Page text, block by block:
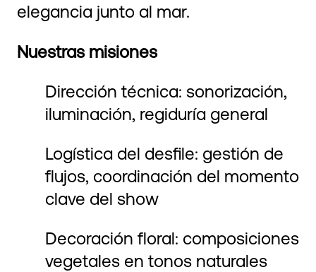
elegancia junto al mar.
Nuestras misiones
Dirección técnica: sonorización,
iluminación, regiduría general
Logística del desfile: gestión de
flujos, coordinación del momento
clave del show
Decoración floral: composiciones
vegetales en tonos naturales